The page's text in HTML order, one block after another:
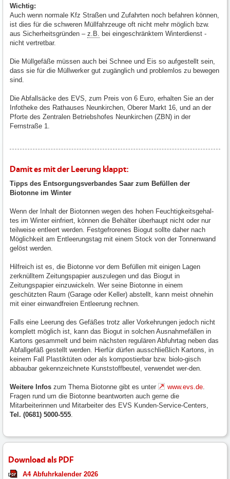
Wichtig:
Auch wenn normale Kfz Straßen und Zufahrten noch befahren können,
ist dies für die schweren Müllfahrzeuge oft nicht mehr möglich bzw.
aus Sicherheitsgründen – z.B. bei eingeschränktem Winterdienst -
nicht vertretbar.
Die Müllgefäße müssen auch bei Schnee und Eis so aufgestellt sein,
dass sie für die Müllwerker gut zugänglich und problemlos zu bewegen
sind.
Die Abfallsäcke des EVS, zum Preis von 6 Euro, erhalten Sie an der
Infotheke des Rathauses Neunkirchen, Oberer Markt 16, und an der
Pforte des Zentralen Betriebshofes Neunkirchen (ZBN) in der
Fernstraße 1.
Damit es mit der Leerung klappt:
Tipps des Entsorgungsverbandes Saar zum Befüllen der
Biotonne im Winter
Wenn der Inhalt der Biotonnen wegen des hohen Feuchtigkeitsgehal-
tes im Winter einfriert, können die Behälter überhaupt nicht oder nur
teilweise entleert werden. Festgefrorenes Biogut sollte daher nach
Möglichkeit am Entleerungstag mit einem Stock von der Tonnenwand
gelöst werden.
Hilfreich ist es, die Biotonne vor dem Befüllen mit einigen Lagen
zerknülltem Zeitungspapier auszulegen und das Biogut in
Zeitungspapier einzuwickeln. Wer seine Biotonne in einem
geschützten Raum (Garage oder Keller) abstellt, kann meist ohnehin
mit einer einwandfreien Entleerung rechnen.
Falls eine Leerung des Gefäßes trotz aller Vorkehrungen jedoch nicht
komplett möglich ist, kann das Biogut in solchen Ausnahmefällen in
Kartons gesammelt und beim nächsten regulären Abfuhrtag neben das
Abfallgefäß gestellt werden. Hierfür dürfen ausschließlich Kartons, in
keinem Fall Plastiktüten oder als kompostierbar bzw. biolo-gisch
abbaubar gekennzeichnete Kunststoffbeutel, verwendet wer-den.
Weitere Infos zum Thema Biotonne gibt es unter www.evs.de.
Fragen rund um die Biotonne beantworten auch gerne die
Mitarbeiterinnen und Mitarbeiter des EVS Kunden-Service-Centers,
Tel. (0681) 5000-555.
Download als PDF
A4 Abfuhrkalender 2026